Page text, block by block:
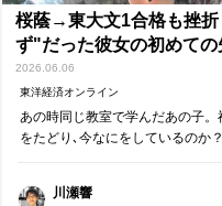
桜蔭→東大文1合格も挫
ず"だった彼女の初めて
2026.06.06
東洋経済オンライン
あの時同じ教室で学んだあの子
をたどり､今なにをしているのか
川瀬響